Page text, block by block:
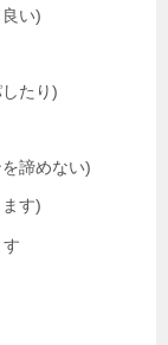
い)
たり)
諦めない)
す)